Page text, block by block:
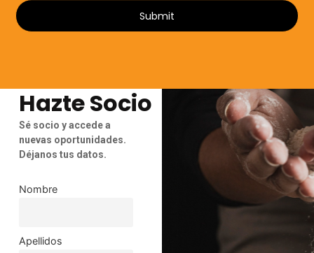
Submit
Hazte Socio
Sé socio y accede a
nuevas oportunidades.
Déjanos tus datos.
Nombre
Apellidos